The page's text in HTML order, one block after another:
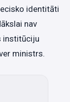
identitāti
nav
institūciju
ministrs.